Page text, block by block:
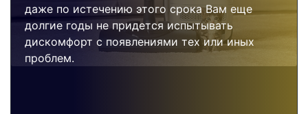
даже по истечению этого срока Вам еще
долгие годы не придется испытывать
дискомфорт с появлениями тех или иных
проблем.